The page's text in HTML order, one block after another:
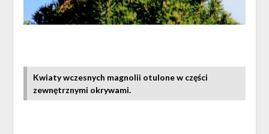
Kwiaty wczesnych magnolii otulone w części
zewnętrznymi okrywami.